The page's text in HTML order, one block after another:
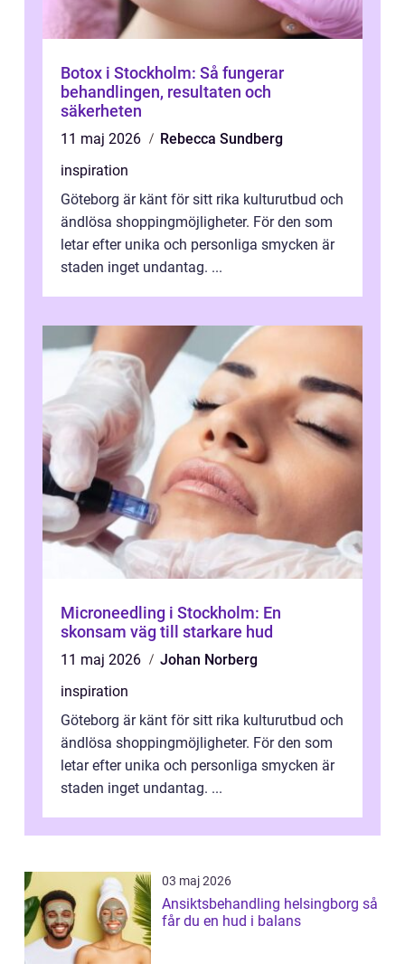
Botox i Stockholm: Så fungerar
behandlingen, resultaten och
säkerheten
11 maj 2026
Rebecca Sundberg
inspiration
Göteborg är känt för sitt rika kulturutbud och
ändlösa shoppingmöjligheter. För den som
letar efter unika och personliga smycken är
staden inget undantag. ...
Microneedling i Stockholm: En
skonsam väg till starkare hud
11 maj 2026
Johan Norberg
inspiration
Göteborg är känt för sitt rika kulturutbud och
ändlösa shoppingmöjligheter. För den som
letar efter unika och personliga smycken är
staden inget undantag. ...
03 maj 2026
Ansiktsbehandling helsingborg så
får du en hud i balans